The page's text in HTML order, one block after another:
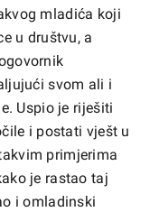
mladića koji
u društvu, a
svom ali i
Uspio je riješiti
i postati vješt u
primjerima
je rastao taj
i omladinski